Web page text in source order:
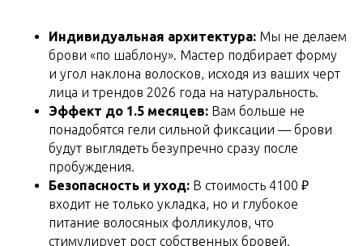
Индивидуальная архитектура: Мы не делаем
брови «по шаблону». Мастер подбирает форму
и угол наклона волосков, исходя из ваших черт
лица и трендов 2026 года на натуральность.
Эффект до 1.5 месяцев: Вам больше не
понадобятся гели сильной фиксации — брови
будут выглядеть безупречно сразу после
пробуждения.
Безопасность и уход: В стоимость 4100 ₽
входит не только укладка, но и глубокое
питание волосяных фолликулов, что
стимулирует рост собственных бровей.